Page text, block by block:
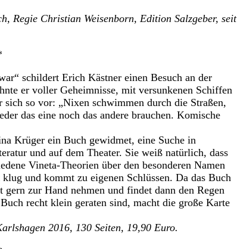
Regie Christian Weisenborn, Edition Salzgeber, seit
schildert Erich Kästner einen Besuch an der
er voller Geheimnisse, mit versunkenen Schiffen
so vor: „Nixen schwimmen durch die Straßen,
das eine noch das andere brauchen. Komische
Krüger ein Buch gewidmet, eine Suche in
und auf dem Theater. Sie weiß natürlich, dass
Vineta-Theorien über den besonderen Namen
und kommt zu eigenen Schlüssen. Da das Buch
zur Hand nehmen und findet dann den Regen
recht klein geraten sind, macht die große Karte
2016, 130 Seiten, 19,90 Euro.